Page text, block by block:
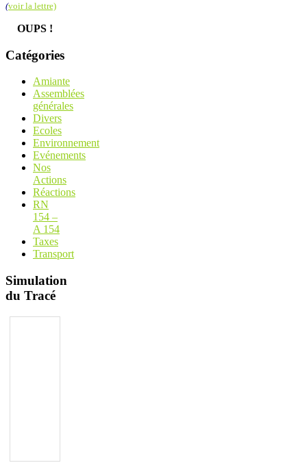
(voir la lettre)
OUPS !
Catégories
Amiante
Assemblées
générales
Divers
Ecoles
Environnement
Evénements
Nos
Actions
Réactions
RN
154 –
A 154
Taxes
Transport
Simulation
du Tracé